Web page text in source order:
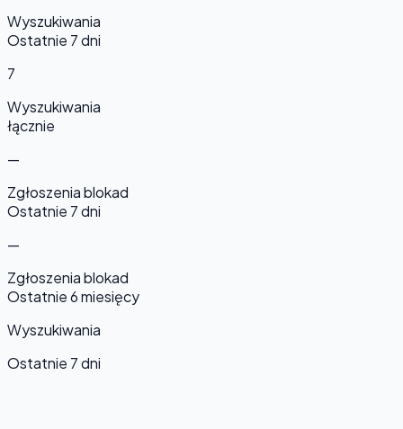
Wyszukiwania
Ostatnie 7 dni
7
Wyszukiwania
łącznie
—
Zgłoszenia blokad
Ostatnie 7 dni
—
Zgłoszenia blokad
Ostatnie 6 miesięcy
Wyszukiwania
Ostatnie 7 dni